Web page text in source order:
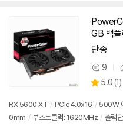
GB 백
단종
상
품
견
9
별
점
5.0 (상
리
뷰
1)
RX 5600 XT / PCIe4.0x16 / 500W
0mm / 부스트클럭: 1620MHz / 출력